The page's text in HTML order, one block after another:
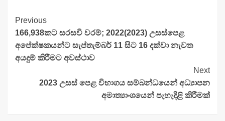
Continue
Reading
Previous
166,938කට සරසවි වරම්; 2022(2023) උසස්පෙළ
අපේක්ෂකයන්ට සැප්තැම්බර් 11 සිට 16 දක්වා නැවත
අයදුම් කිරීමට අවස්ථාව
Next
2023 උසස් පෙළ විභාගය සම්බන්ධයෙන් අධ්‍යාපන
අමාත්‍යාංශයෙන් පැහැදිළි කිරීමක්